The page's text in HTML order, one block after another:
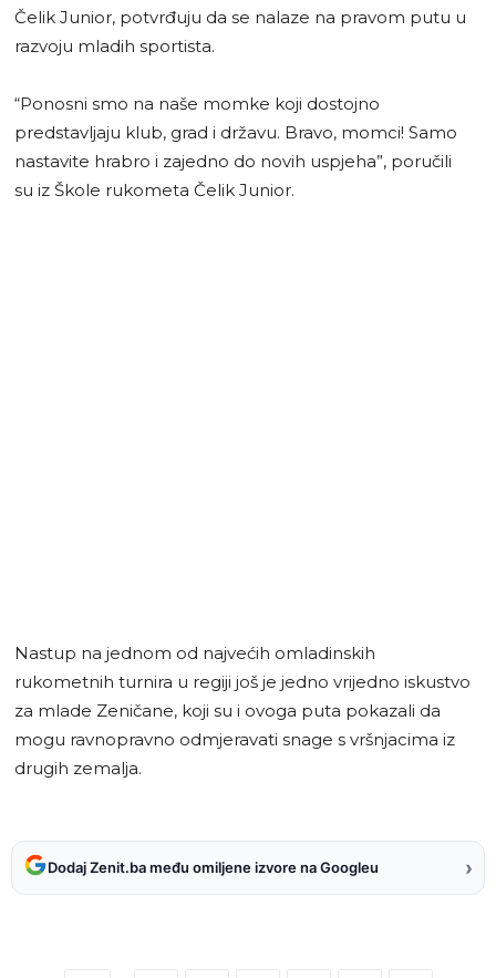
Čelik Junior, potvrđuju da se nalaze na pravom putu u
razvoju mladih sportista.
“Ponosni smo na naše momke koji dostojno
predstavljaju klub, grad i državu. Bravo, momci! Samo
nastavite hrabro i zajedno do novih uspjeha”, poručili
su iz Škole rukometa Čelik Junior.
Nastup na jednom od najvećih omladinskih
rukometnih turnira u regiji još je jedno vrijedno iskustvo
za mlade Zeničane, koji su i ovoga puta pokazali da
mogu ravnopravno odmjeravati snage s vršnjacima iz
drugih zemalja.
Dodaj Zenit.ba među omiljene izvore na Googleu ›